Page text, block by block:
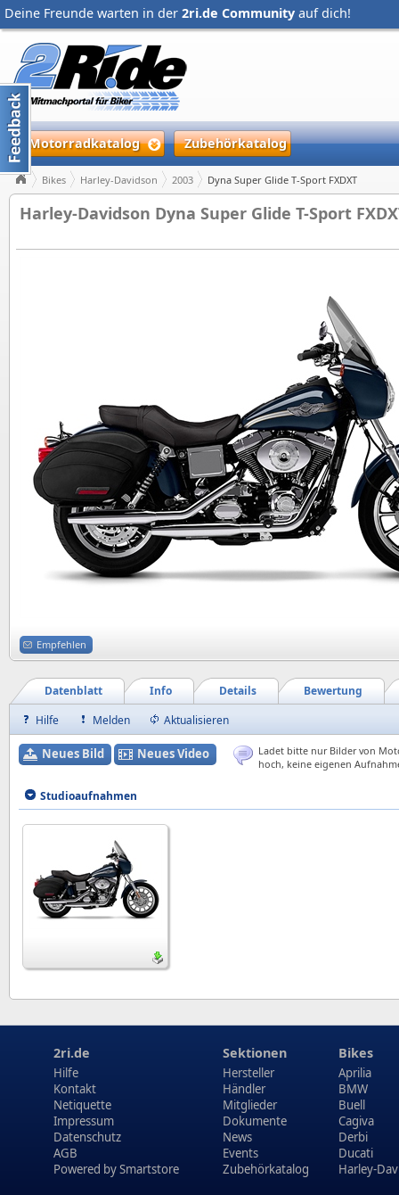
Deine Freunde warten in der 2ri.de Community auf dich!
Motorradkatalog Zubehörkatalog
Bikes Harley-Davidson 2003 Dyna Super Glide T-Sport FXDXT
Harley-Davidson Dyna Super Glide T-Sport
Empfehlen
Bewertung
Details
Info
Datenblatt
Hilfe
Melden Aktualisieren
Neues Bild Neues Video
Ladet bitte nur Bilder von
hoch, keine eigenen
Studioaufnahmen
2ri.de
Hilfe
Kontakt
Netiquette
Impressum
Datenschutz
AGB
Powered bySmartstore
Sektionen
Hersteller
Händler
Mitglieder
Dokumente
News
Events
Zubehörkatalog
Bikes
Aprilia
BMW
Buell
Cagiva
Derbi
Ducati
Harley-